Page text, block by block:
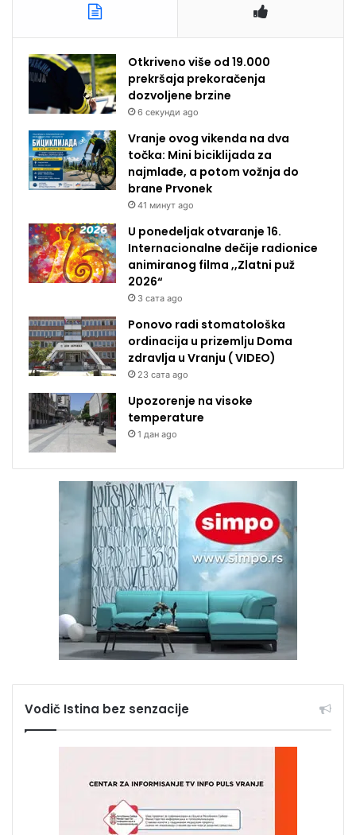
Otkriveno više od 19.000
prekršaja prekoračenja
dozvoljene brzine
6 секунди ago
Vranje ovog vikenda na dva
točka: Mini biciklijada za
najmlađe, a potom vožnja do
brane Prvonek
41 минут ago
U ponedeljak otvaranje 16.
Internacionalne dečije radionice
animiranog filma ,,Zlatni puž
2026“
3 сата ago
Ponovo radi stomatološka
ordinacija u prizemlju Doma
zdravlja u Vranju ( VIDEO)
23 сата ago
Upozorenje na visoke
temperature
1 дан ago
Vodič Istina bez senzacije